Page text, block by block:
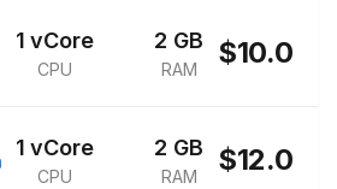
1 vCore
CPU
2 GB
RAM $10.0
1 vCore
CPU
2 GB
RAM $12.0